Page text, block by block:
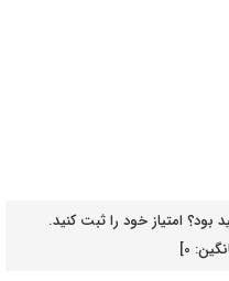
بود؟ امتیاز خود را ثبت کنید.
0
]